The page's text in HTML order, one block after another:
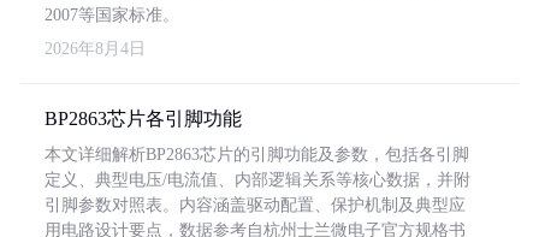
2007等国家标准。
2026年8月4日
BP2863芯片各引脚功能
本文详细解析BP2863芯片的引脚功能及参数，包括各引脚
定义、典型电压/电流值、内部逻辑关系等核心数据，并附
引脚参数对照表。内容涵盖驱动配置、保护机制及典型应
用电路设计要点，数据参考自杭州士兰微电子官方规格书